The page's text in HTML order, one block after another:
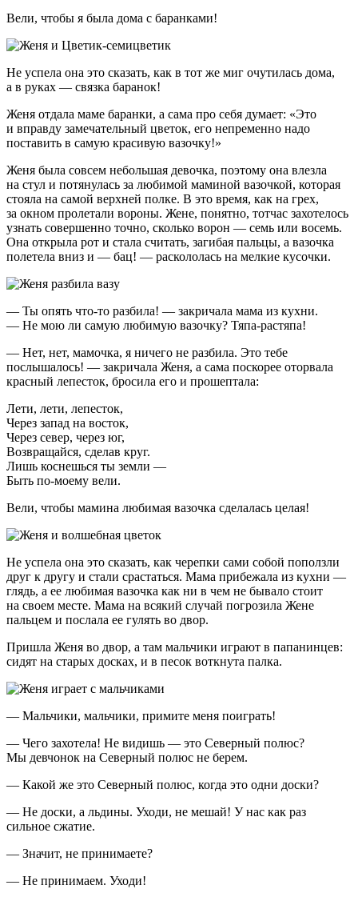
Вели, чтобы я была дома с баранками!
Не успела она это сказать, как в тот же миг очутилась дома,
а в руках — связка баранок!
Женя отдала маме баранки, а сама про себя думает: «Это
и вправду замечательный цветок, его непременно надо
поставить в самую красивую вазочку!»
Женя была совсем небольшая девочка, поэтому она влезла
на стул и потянулась за любимой маминой вазочкой, которая
стояла на самой верхней полке. В это время, как на грех,
за окном пролетали вороны. Жене, понятно, тотчас захотелось
узнать совершенно точно, сколько ворон — семь или восемь.
Она открыла рот и стала считать, загибая пальцы, а вазочка
полетела вниз и — бац! — раскололась на мелкие кусочки.
— Ты опять что-то разбила! — закричала мама из кухни.
— Не мою ли самую любимую вазочку? Тяпа-растяпа!
— Нет, нет, мамочка, я ничего не разбила. Это тебе
послышалось! — закричала Женя, а сама поскорее оторвала
красный лепесток, бросила его и прошептала:
Лети, лети, лепесток,
Через запад на восток,
Через север, через юг,
Возвращайся, сделав круг.
Лишь коснешься ты земли —
Быть по-моему вели.
Вели, чтобы мамина любимая вазочка сделалась целая!
Не успела она это сказать, как черепки сами собой поползли
друг к другу и стали срастаться. Мама прибежала из кухни —
глядь, а ее любимая вазочка как ни в чем не бывало стоит
на своем месте. Мама на всякий случай погрозила Жене
пальцем и послала ее гулять во двор.
Пришла Женя во двор, а там мальчики играют в папанинцев:
сидят на старых досках, и в песок воткнута палка.
— Мальчики, мальчики, примите меня поиграть!
— Чего захотела! Не видишь — это Северный полюс?
Мы девчонок на Северный полюс не берем.
— Какой же это Северный полюс, когда это одни доски?
— Не доски, а льдины. Уходи, не мешай! У нас как раз
сильное сжатие.
— Значит, не принимаете?
— Не принимаем. Уходи!